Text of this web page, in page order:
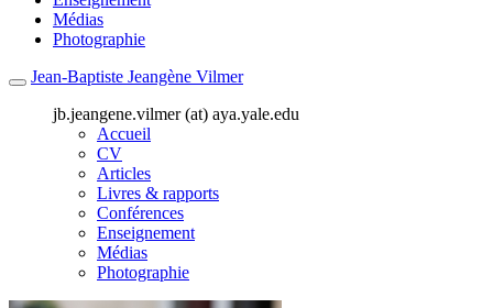
Médias
Photographie
Jean-Baptiste Jeangène Vilmer
jb.jeangene.vilmer (at) aya.yale.edu
Accueil
CV
Articles
Livres & rapports
Conférences
Enseignement
Médias
Photographie